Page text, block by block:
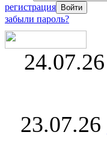
регистрация
забыли пароль?
24.07.26
23.07.26